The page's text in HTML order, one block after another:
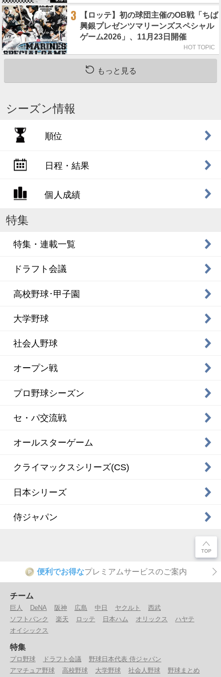
3
【ロッテ】初の球団主催のOB戦「ちば
興銀プレゼンツマリーンズスペシャル
ゲーム2026」、11月23日開催
HOT TOPIC
もっと見る
シーズン情報
順位
日程・結果
個人成績
特集
特集・連載一覧
ドラフト会議
高校野球･甲子園
大学野球
社会人野球
オープン戦
プロ野球シーズン
セ・パ交流戦
オールスターゲーム
クライマックスシリーズ(CS)
日本シリーズ
侍ジャパン
P 便利でお得なプレミアムサービスのご案内
チーム
巨人 DeNA 阪神 広島 中日 ヤクルト
西武
ソフトバンク
楽天 ロッテ 日本ハム オリックス
ハヤテ
オイシックス
特集
プロ野球 ドラフト会議
野球日本代表 侍ジャパン
アマチュア野球
高校野球 大学野球 社会人野球 野球まとめ